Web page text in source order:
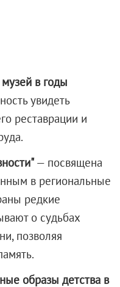
первой половины
XVIII века
искусство XVII-XXI
мира. К
Александра III и её
света
в годы
увидеть
реставрации и
— посвящена
в региональные
редкие
о судьбах
позволяя
образы детства в